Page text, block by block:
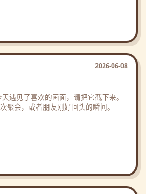
2026-06-08
聚会，或者朋友刚好回头的瞬间。